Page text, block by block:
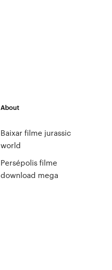
About
Baixar filme jurassic
world
Persépolis filme
download mega